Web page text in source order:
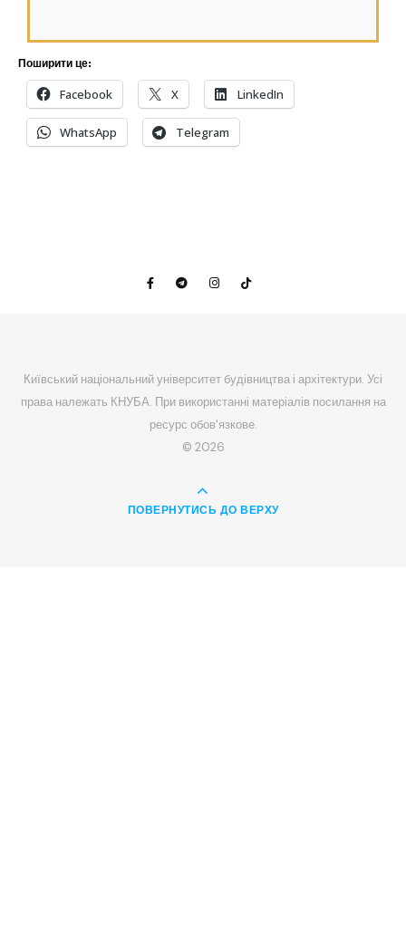
Поширити це:
Facebook X LinkedIn
WhatsApp Telegram
Київський національний університет будівництва і архітектури. Усі
права належать КНУБА. При використанні матеріалів посилання на
ресурс обов'язкове.
© 2026
ПОВЕРНУТИСЬ ДО ВЕРХУ